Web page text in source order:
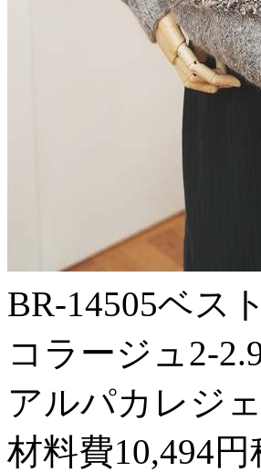
BR-14505ベス
コラージュ2-
アルパカレジ
材料費10,494